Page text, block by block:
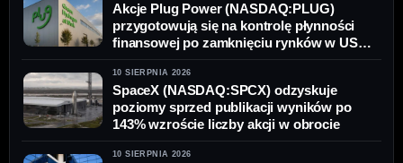
Akcje Plug Power (NASDAQ:PLUG)
przygotowują się na kontrolę płynności
finansowej po zamknięciu rynków w USA
w poniedziałek
10 SIERPNIA 2026
SpaceX (NASDAQ:SPCX) odzyskuje
poziomy sprzed publikacji wyników po
143% wzroście liczby akcji w obrocie
10 SIERPNIA 2026